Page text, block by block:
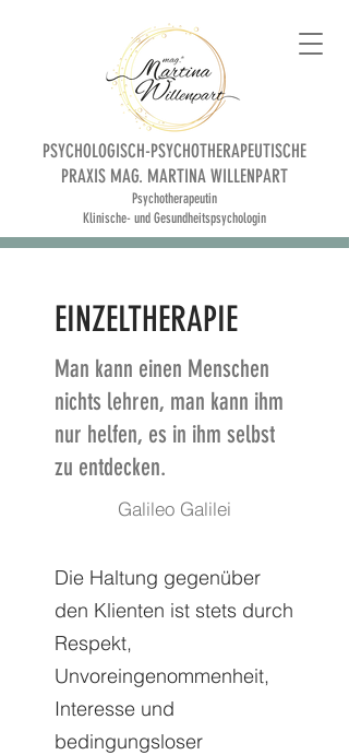
PSYCHOLOGISCH-PSYCHOTHERAPEUTISCHE
PRAXIS MAG. MARTINA WILLENPART
Psychotherapeutin
Klinische- und Gesundheitspsychologin
EINZELTHERAPIE
Man kann einen Menschen
nichts lehren, man kann ihm
nur helfen, es in ihm selbst
zu entdecken.
Galileo Galilei
Die Haltung gegenüber
den Klienten ist stets durch
Respekt,
Unvoreingenommenheit,
Interesse und
bedingungsloser